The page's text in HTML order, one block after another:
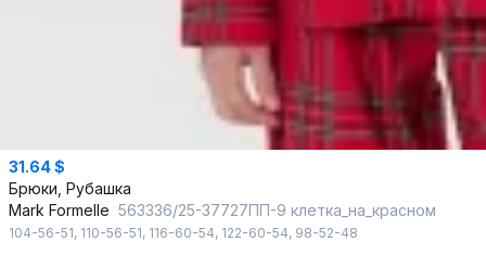
31.64 $
Брюки, Рубашка
Mark Formelle 563336/25-37727ПП-9 клетка_на_красном
104-56-51, 110-56-51, 116-60-54, 122-60-54, 98-52-48